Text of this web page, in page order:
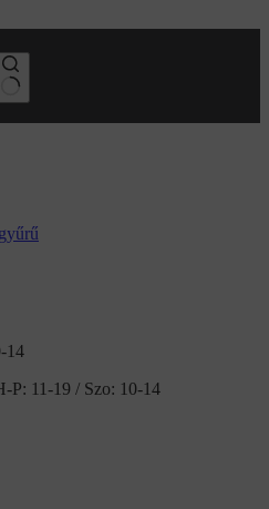
14
P: 11-19 / Szo: 10-14